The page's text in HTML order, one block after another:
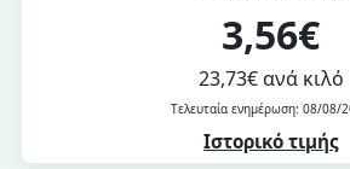
3,56€
23,73€ ανά κιλό
Τελευταία ενημέρωση: 08/08/
Ιστορικό τιμής